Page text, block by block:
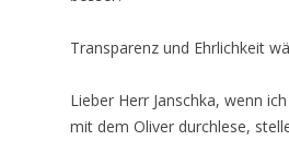
Transparenz und Ehrlichkeit
Lieber Herr Janschka, wenn
mit dem Oliver durchlese,